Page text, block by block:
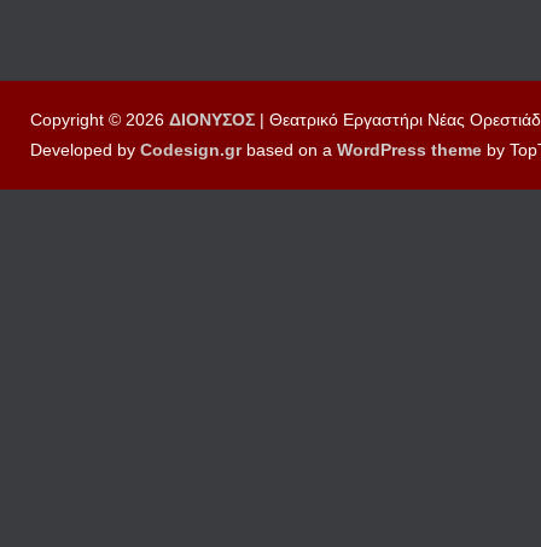
Copyright © 2026 ΔΙΟΝΥΣΟΣ | Θεατρικό Εργαστήρι Νέας
Developed by Codesign.grbased on a WordPress theme by